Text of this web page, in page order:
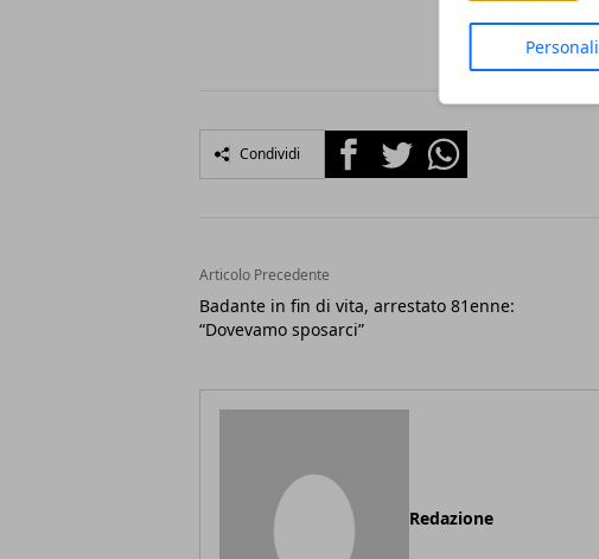
Condividi FacebookTwitterWhatsapp
Articolo Precedente
Badante in fin di vita, arrestato 81enne:
“Dovevamo sposarci”
Redazione